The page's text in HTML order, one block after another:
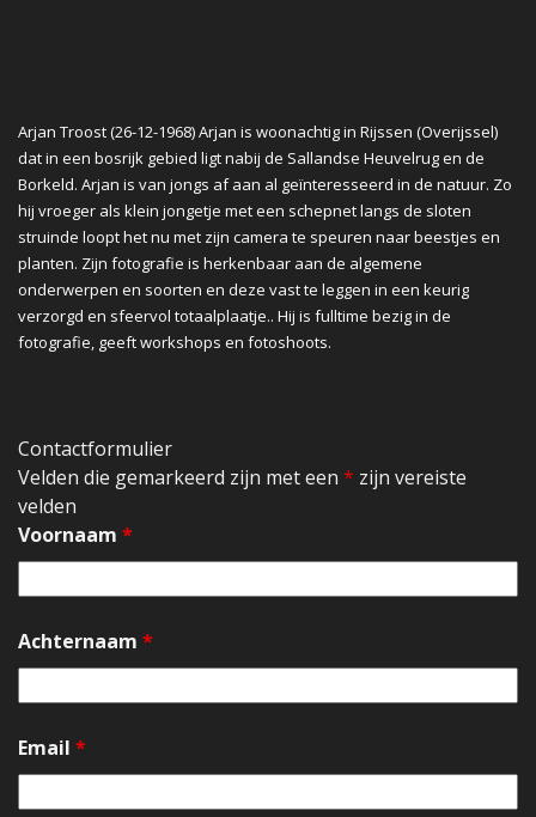
Arjan Troost (26-12-1968) Arjan is woonachtig in Rijssen (Overijssel)
dat in een bosrijk gebied ligt nabij de Sallandse Heuvelrug en de
Borkeld. Arjan is van jongs af aan al geïnteresseerd in de natuur. Zo
hij vroeger als klein jongetje met een schepnet langs de sloten
struinde loopt het nu met zijn camera te speuren naar beestjes en
planten. Zijn fotografie is herkenbaar aan de algemene
onderwerpen en soorten en deze vast te leggen in een keurig
verzorgd en sfeervol totaalplaatje.. Hij is fulltime bezig in de
fotografie, geeft workshops en fotoshoots.
Contactformulier
Velden die gemarkeerd zijn met een * zijn vereiste
velden
Voornaam *
Achternaam *
Email *